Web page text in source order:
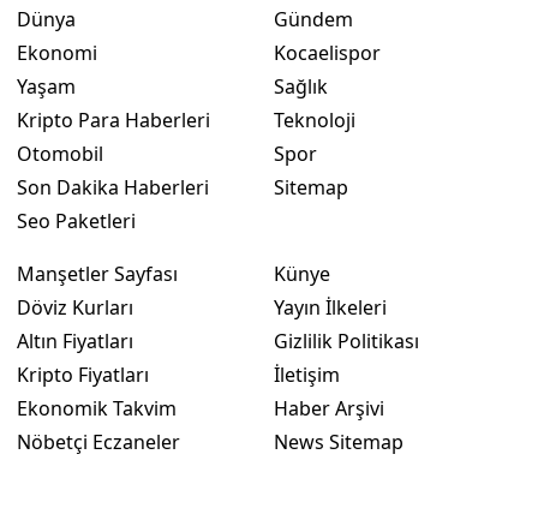
Dünya
Ekonomi
Yaşam
Kripto Para Haberleri
Otomobil
Son Dakika Haberleri
Seo Paketleri
Gündem
Kocaelispor
Sağlık
Teknoloji
Spor
Sitemap
Manşetler Sayfası
Döviz Kurları
Altın Fiyatları
Kripto Fiyatları
Ekonomik Takvim
Nöbetçi Eczaneler
Künye
Yayın İlkeleri
Gizlilik Politikası
İletişim
Haber Arşivi
News Sitemap